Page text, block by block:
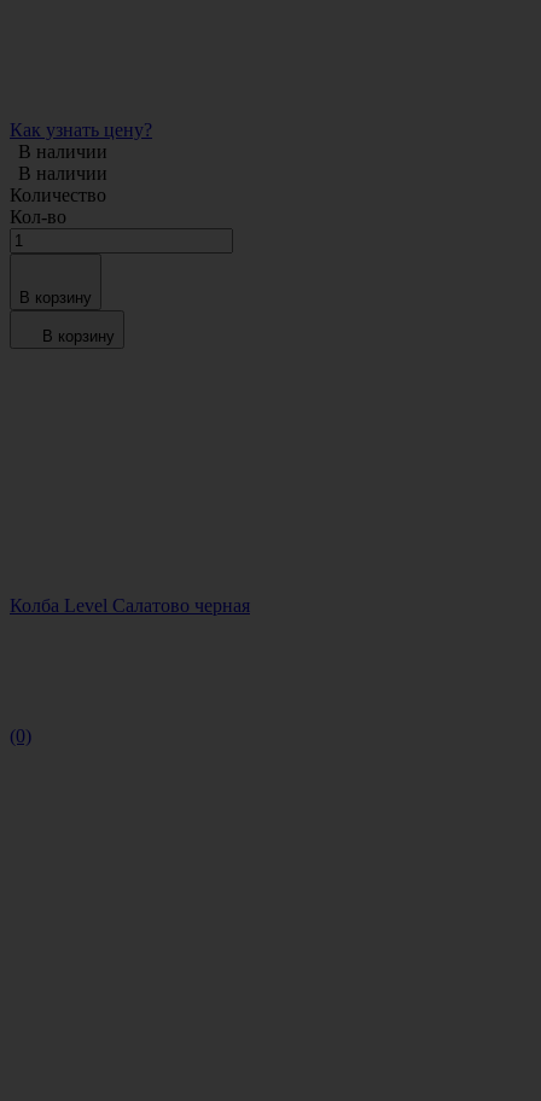
Как узнать цену?
В наличии
В наличии
Количество
Кол-во
В корзину
В корзину
Колба Level Салатово черная
(0)